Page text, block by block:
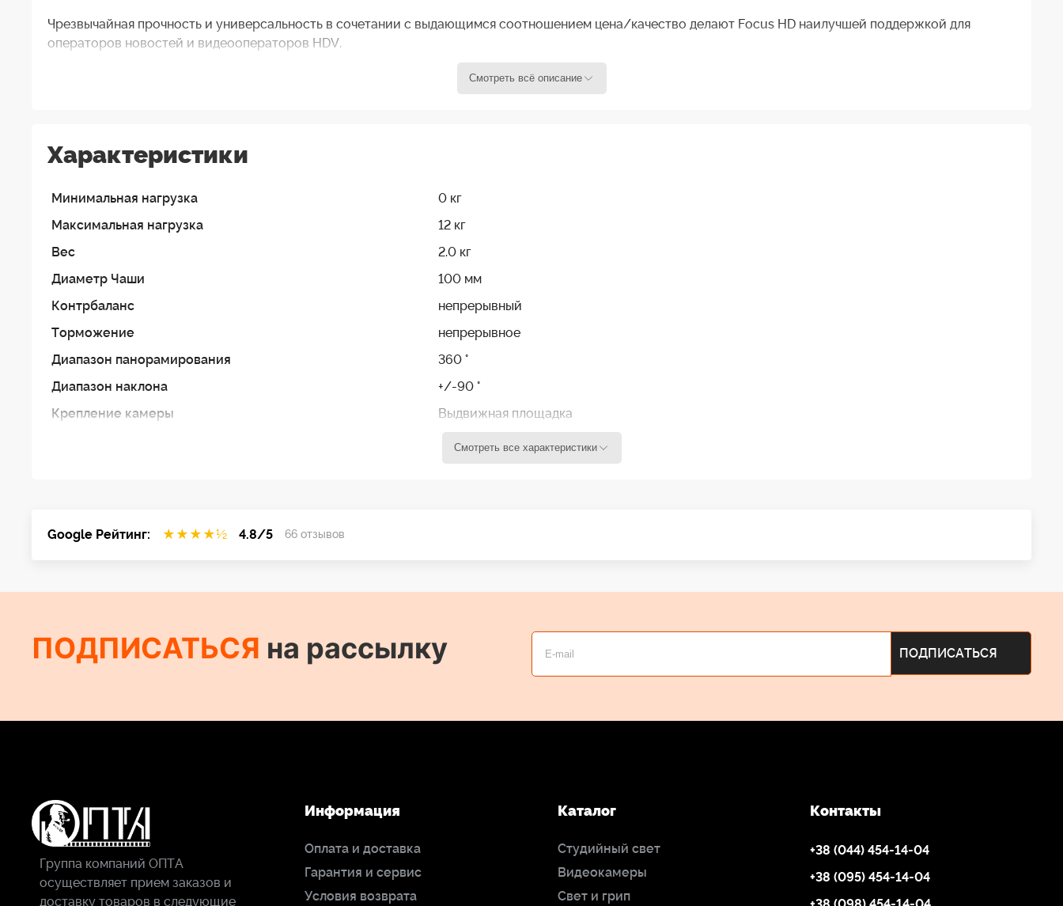
Чрезвычайная прочность и универсальность в сочетании с выдающимся соотношением цена/качество делают Focus HD наилучшей поддержкой для
операторов новостей и видеооператоров HDV.
Смотреть всё описание
Характеристики
Минимальная нагрузка
0 кг
Максимальная нагрузка
12 кг
Вес
2.0 кг
Диаметр Чаши
100 мм
Контрбаланс
непрерывный
Торможение
непрерывное
Диапазон панорамирования
360 °
Диапазон наклона
+/-90 °
Крепление камеры
Выдвижная площадка
-40 ° / + 60 °
Смотреть все характеристики
Google Рейтинг: ★ ★ ★ ★½ 4.8/5 66 отзывов
ПОДПИСАТЬСЯ на рассылку
Группа компаний ОПТА
осуществляет прием заказов и
доставку товаров в следующие
Информация
Оплата и доставка
Гарантия и сервис
Условия возврата
Каталог
Студийный свет
Видеокамеры
Свет и грип
Контакты
+38 (044) 454-14-04
+38 (095) 454-14-04